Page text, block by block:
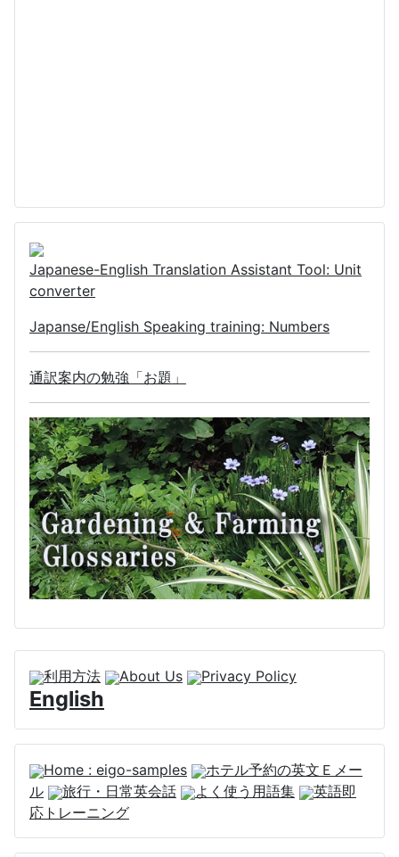
Japanese-English Translation Assistant Tool: Unit
converter
Japanse/English Speaking training: Numbers
通訳案内の勉強「お題」
利用方法 About Us Privacy Policy
English
Home : eigo-samples
ホテル予約の英文Ｅメー
ル
旅行・日常英会話 よく使う用語集
英語即
応トレーニング